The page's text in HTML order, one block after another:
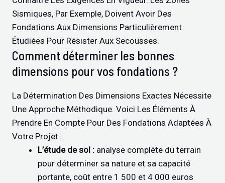
Sismiques, Par Exemple, Doivent Avoir Des
Fondations Aux Dimensions Particulièrement
Étudiées Pour Résister Aux Secousses.
Comment déterminer les bonnes
dimensions pour vos fondations ?
La Détermination Des Dimensions Exactes Nécessite
Une Approche Méthodique. Voici Les Éléments À
Prendre En Compte Pour Des Fondations Adaptées À
Votre Projet :
L’étude de sol : analyse complète du terrain
pour déterminer sa nature et sa capacité
portante, coût entre 1 500 et 4 000 euros